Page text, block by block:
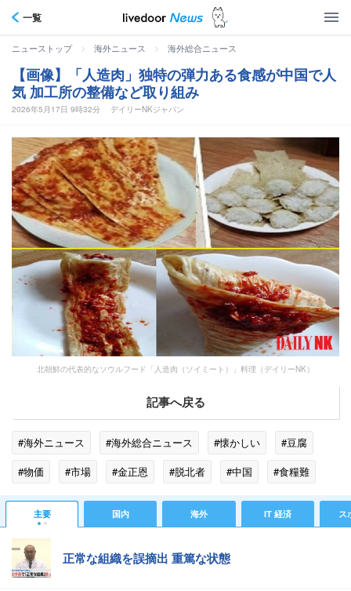
一覧
ニューストップ > 海外ニュース > 海外総合ニュース
【画像】「人造肉」独特の弾力ある食感が中国で人
気 加工所の整備など取り組み
2026年5月17日 9時32分 デイリーNKジャパン
北朝鮮の代表的なソウルフード「人造肉（ソイミート）」料理（デイリーNK）
記事へ戻る
#海外ニュース #海外総合ニュース #懐かしい
#豆腐
#物価
#市場 #金正恩 #脱北者 #中国
#食糧難
#受験
主要 国内 海外 IT 経済 ス
正常な組織を誤摘出 重篤な状態